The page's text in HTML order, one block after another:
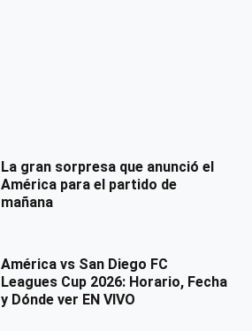
La gran sorpresa que anunció el
América para el partido de
mañana
América vs San Diego FC
Leagues Cup 2026: Horario, Fecha
y Dónde ver EN VIVO